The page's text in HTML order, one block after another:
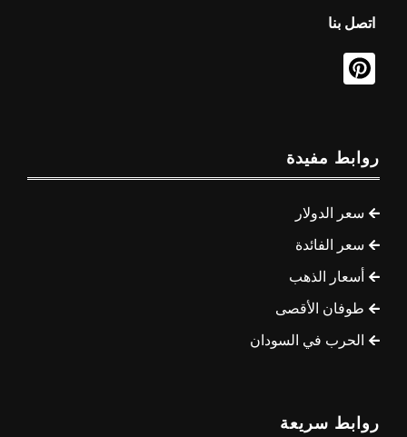
اتصل بنا
روابط مفيدة
سعر الدولار
سعر الفائدة
أسعار الذهب
طوفان الأقصى
الحرب في السودان
روابط سريعة